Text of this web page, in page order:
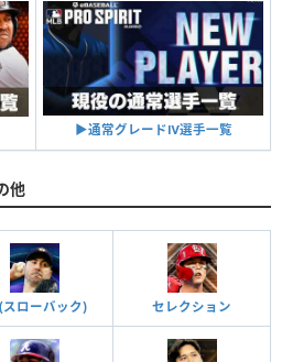
▶︎通常グレードⅣ選手一覧
他
スローバック) セレクション